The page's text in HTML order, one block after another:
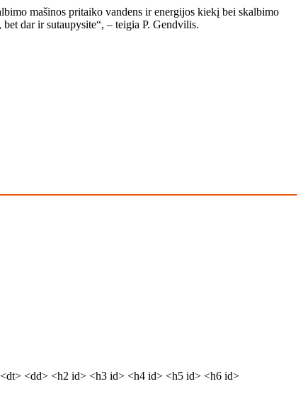
mašinos pritaiko vandens ir energijos kiekį bei skalbimo
dar ir sutaupysite“, – teigia P. Gendvilis.
<dd> <h2 id> <h3 id> <h4 id> <h5 id> <h6 id>